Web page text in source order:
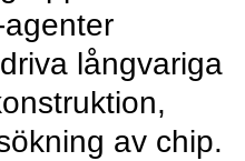
långvariga
av chip.